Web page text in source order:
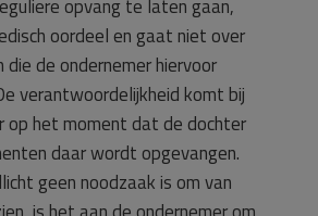
opvang te laten gaan,
oordeel en gaat niet over
de ondernemer hiervoor
verantwoordelijkheid komt bij
op het moment dat de dochter
daar wordt opgevangen.
geen noodzaak is om van